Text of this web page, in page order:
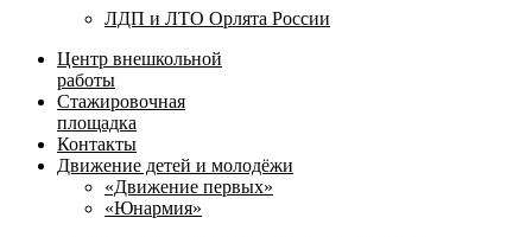
ЛДП и ЛТО Орлята России
Центр внешкольной
работы
Стажировочная
площадка
Контакты
Движение детей и молодёжи
«Движение первых»
«Юнармия»